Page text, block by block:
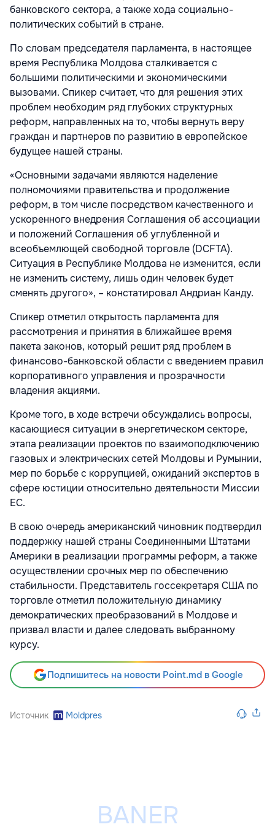
банковского сектора, а также хода социально-
политических событий в стране.
По словам председателя парламента, в настоящее
время Республика Молдова сталкивается с
большими политическими и экономическими
вызовами. Спикер считает, что для решения этих
проблем необходим ряд глубоких структурных
реформ, направленных на то, чтобы вернуть веру
граждан и партнеров по развитию в европейское
будущее нашей страны.
«Основными задачами являются наделение
полномочиями правительства и продолжение
реформ, в том числе посредством качественного и
ускоренного внедрения Соглашения об ассоциации
и положений Соглашения об углубленной и
всеобъемлющей свободной торговле (DCFTA).
Ситуация в Республике Молдова не изменится, если
не изменить систему, лишь один человек будет
сменять другого», – констатировал Андриан Канду.
Спикер отметил открытость парламента для
рассмотрения и принятия в ближайшее время
пакета законов, который решит ряд проблем в
финансово-банковской области с введением правил
корпоративного управления и прозрачности
владения акциями.
Кроме того, в ходе встречи обсуждались вопросы,
касающиеся ситуации в энергетическом секторе,
этапа реализации проектов по взаимоподключению
газовых и электрических сетей Молдовы и Румынии,
мер по борьбе с коррупцией, ожиданий экспертов в
сфере юстиции относительно деятельности Миссии
ЕС.
В свою очередь американский чиновник подтвердил
поддержку нашей страны Соединенными Штатами
Америки в реализации программы реформ, а также
осуществлении срочных мер по обеспечению
стабильности. Представитель госсекретаря США по
торговле отметил положительную динамику
демократических преобразований в Молдове и
призвал власти и далее следовать выбранному
курсу.
Подпишитесь на новости Point.md в Google
Источник Moldpres